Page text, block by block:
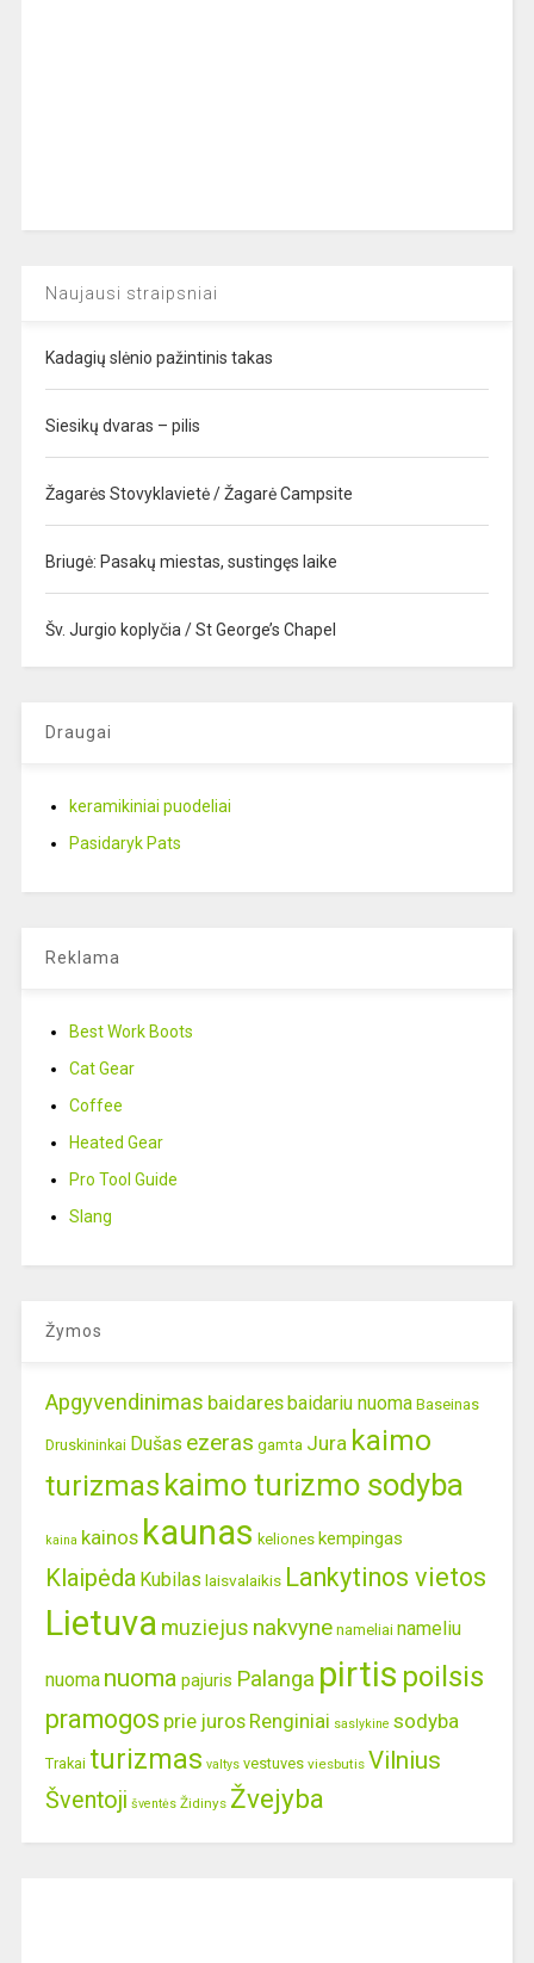
Naujausi straipsniai
Kadagių slėnio pažintinis takas
Siesikų dvaras – pilis
Žagarės Stovyklavietė / Žagarė Campsite
Briugė: Pasakų miestas, sustingęs laike
Šv. Jurgio koplyčia / St George’s Chapel
Draugai
keramikiniai puodeliai
Pasidaryk Pats
Reklama
Best Work Boots
Cat Gear
Coffee
Heated Gear
Pro Tool Guide
Slang
Žymos
Apgyvendinimas baidares baidariu nuoma Baseinas
Druskininkai Dušas ezeras gamta Jura kaimo
turizmas kaimo turizmo sodyba
kaina kainos kaunas keliones kempingas
Klaipėda Kubilas laisvalaikis Lankytinos vietos
Lietuva muziejus nakvyne nameliai nameliu
nuoma nuoma pajuris Palanga pirtis poilsis
pramogos prie juros Renginiai saslykine sodyba
Trakai turizmas valtys vestuves viesbutis Vilnius
Šventoji šventės Židinys Žvejyba